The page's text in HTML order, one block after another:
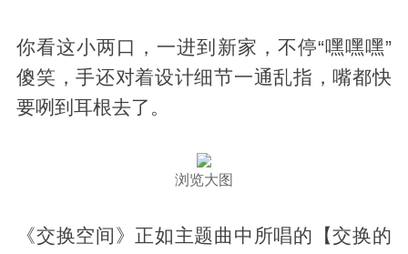
你看这小两口，一进到新家，不停“嘿嘿嘿”
傻笑，手还对着设计细节一通乱指，嘴都快
要咧到耳根去了。
浏览大图
《交换空间》正如主题曲中所唱的【交换的